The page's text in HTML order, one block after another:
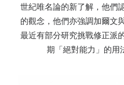
世紀唯名論的新了解，他們
的觀念，他們亦強調加爾文
最近有部分研究挑戰修正派
期「絕對能力」的用